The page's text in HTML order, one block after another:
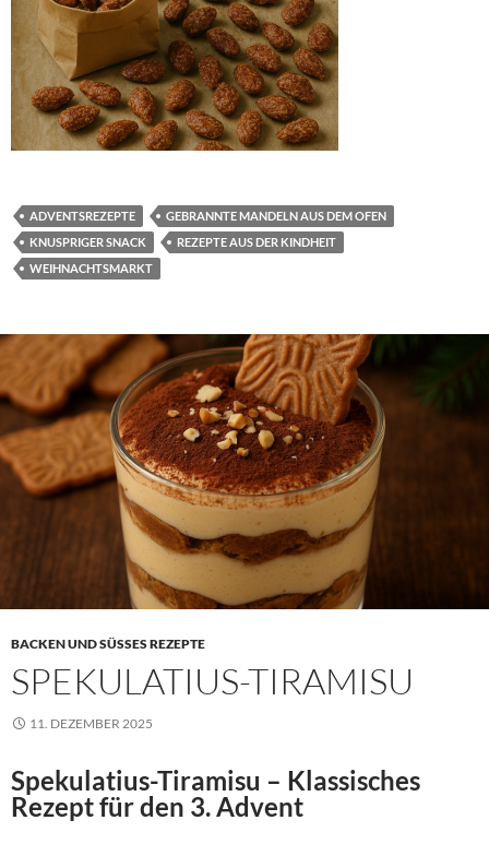
ADVENTSREZEPTE
GEBRANNTE MANDELN AUS DEM OFEN
KNUSPRIGER SNACK
REZEPTE AUS DER KINDHEIT
WEIHNACHTSMARKT
BACKEN UND SÜSSES REZEPTE
SPEKULATIUS-TIRAMISU
11. DEZEMBER 2025
Spekulatius-Tiramisu – Klassisches
Rezept für den 3. Advent